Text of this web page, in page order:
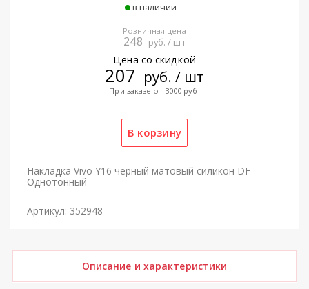
в наличии
Розничная цена
248 руб. / шт
Цена со скидкой
207 руб. / шт
При заказе от 3000 руб.
Накладка Vivo Y16 черный матовый силикон DF
Однотонный
Артикул: 352948
Описание и характеристики